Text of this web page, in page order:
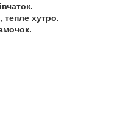
тепле хутро.